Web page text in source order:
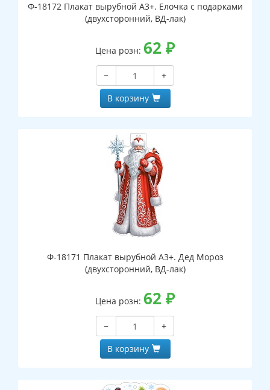
Ф-18172 Плакат вырубной А3+. Елочка с подарками
(двухсторонний, ВД-лак)
Цена розн: 62 ₽
−
+
В корзину
Ф-18171 Плакат вырубной А3+. Дед Мороз
(двухсторонний, ВД-лак)
Цена розн: 62 ₽
−
+
В корзину